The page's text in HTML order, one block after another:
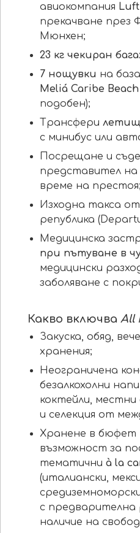
авиокомпания
прекачване през
Мюнхен;
23 кг чекиран
7 нощувки на база
Meliá Caribe
подобен);
Трансфери
с минибус или
Посрещане и
представител на
време на престоя;
Изходна такса
република
Медицинска
при пътуване в
медицински
заболяване с
Какво включва All
Закуска, обяд,
хранения;
Неограничена
безалкохолни
коктейли, местни
и селекция от
Хранене в
възможност за
тематични à la
(италиански,
с предварителна
наличие на